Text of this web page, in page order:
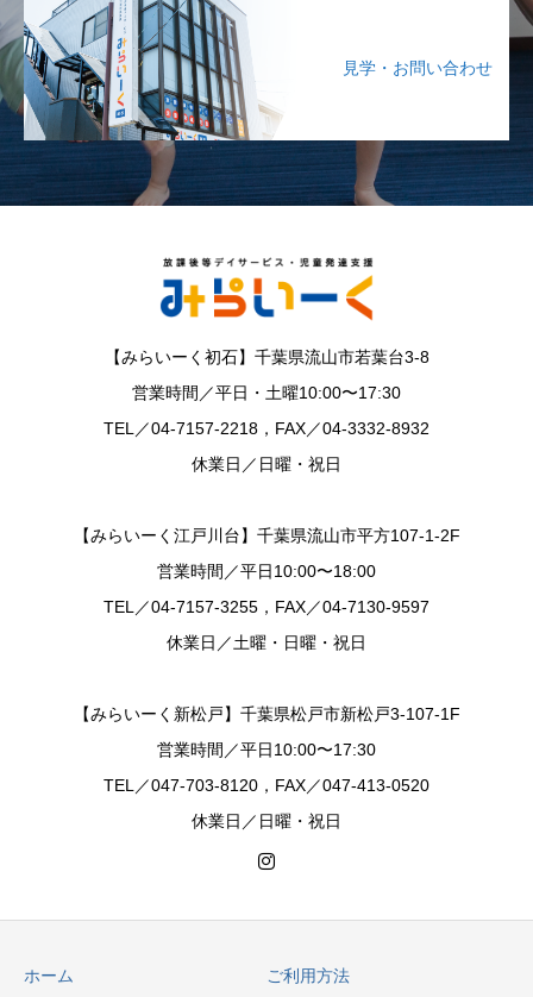
見学・お問い合わせ
【みらいーく初石】千葉県流山市若葉台3-8
営業時間／平日・土曜10:00〜17:30
TEL／04-7157-2218，FAX／04-3332-8932
休業日／日曜・祝日
【みらいーく江戸川台】千葉県流山市平方107-1-2F
営業時間／平日10:00〜18:00
TEL／04-7157-3255，FAX／04-7130-9597
休業日／土曜・日曜・祝日
【みらいーく新松戸】千葉県松戸市新松戸3-107-1F
営業時間／平日10:00〜17:30
TEL／047-703-8120，FAX／047-413-0520
休業日／日曜・祝日
ホーム ご利用方法